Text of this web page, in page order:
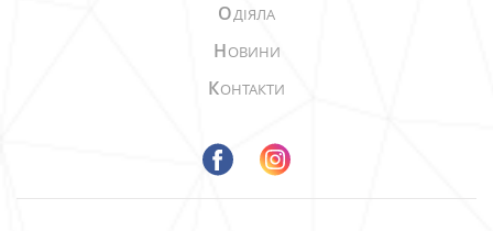
ОДІЯЛА
НОВИНИ
КОНТАКТИ